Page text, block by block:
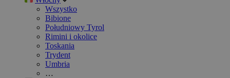
Wszystko
Bibione
Południowy Tyrol
Rimini i okolice
Toskania
Trydent
Umbria
…